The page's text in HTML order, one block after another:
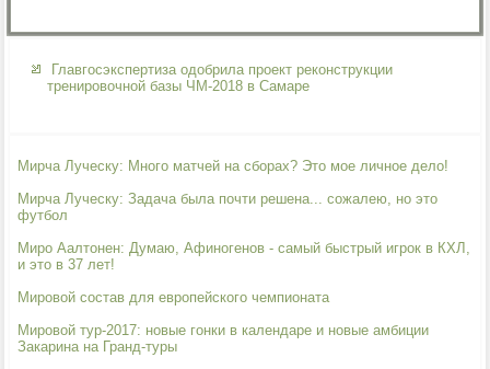
Главгосэкспертиза одобрила проект реконструкции
тренировочной базы ЧМ-2018 в Самаре
Мирча Луческу: Много матчей на сборах? Это мое личное дело!
Мирча Луческу: Задача была почти решена... сожалею, но это
футбол
Миро Аалтонен: Думаю, Афиногенов - самый быстрый игрок в КХЛ,
и это в 37 лет!
Мировой состав для европейского чемпионата
Мировой тур-2017: новые гонки в календаре и новые амбиции
Закарина на Гранд-туры